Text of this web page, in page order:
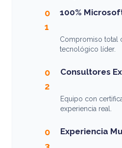
0
1
100%
Compromiso total
tecnológico líder.
0
2
Consultores
Equipo con
experiencia real.
0
3
Experiencia